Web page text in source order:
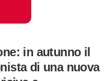
in autunno il
di una nuova